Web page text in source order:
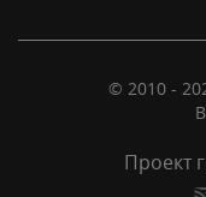
© 2010 -
Проект